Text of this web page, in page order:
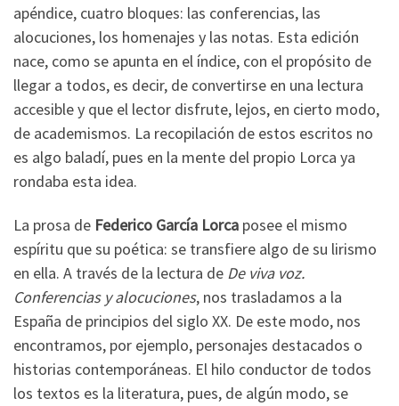
apéndice, cuatro bloques: las conferencias, las
alocuciones, los homenajes y las notas. Esta edición
nace, como se apunta en el índice, con el propósito de
llegar a todos, es decir, de convertirse en una lectura
accesible y que el lector disfrute, lejos, en cierto modo,
de academismos. La recopilación de estos escritos no
es algo baladí, pues en la mente del propio Lorca ya
rondaba esta idea.
La prosa de Federico García Lorca posee el mismo
espíritu que su poética: se transfiere algo de su lirismo
en ella. A través de la lectura de De viva voz.
Conferencias y alocuciones, nos trasladamos a la
España de principios del siglo XX. De este modo, nos
encontramos, por ejemplo, personajes destacados o
historias contemporáneas. El hilo conductor de todos
los textos es la literatura, pues, de algún modo, se